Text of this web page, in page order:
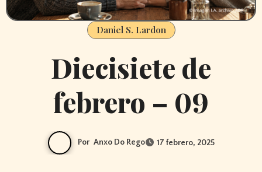
Daniel S. Lardon
Diecisiete de
febrero – 09
Por Anxo Do Rego 17 febrero, 2025